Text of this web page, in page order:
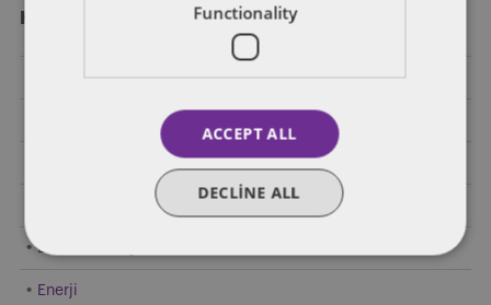
Bankacılık
Birleşme ve Devralma ve Ortak Girişim
Elektrikli Araçlar
Enerji
Functionality
ACCEPT ALL
DECLINE ALL